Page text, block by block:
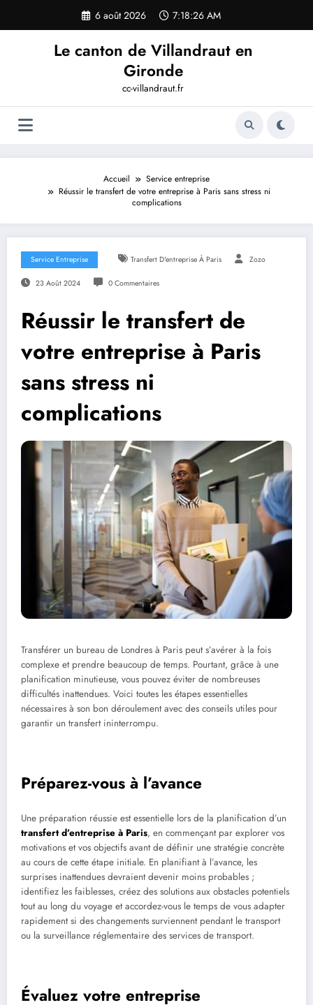
contenu
6 août 2026 7:18:26 AM
Le canton de Villandraut en
Gironde
cc-villandraut.fr
Accueil
Service entreprise
Réussir le transfert de votre entreprise à Paris sans stress ni
complications
Service Entreprise Transfert D'entreprise À Paris Zozo
23 Août 2024 0 Commentaires
Réussir le transfert de
votre entreprise à Paris
sans stress ni
complications
Transférer un bureau de Londres à Paris peut s’avérer à la fois
complexe et prendre beaucoup de temps. Pourtant, grâce à une
planification minutieuse, vous pouvez éviter de nombreuses
difficultés inattendues. Voici toutes les étapes essentielles
nécessaires à son bon déroulement avec des conseils utiles pour
garantir un transfert ininterrompu.
Préparez-vous à l’avance
Une préparation réussie est essentielle lors de la planification d’un
transfert d’entreprise à Paris, en commençant par explorer vos
motivations et vos objectifs avant de définir une stratégie concrète
au cours de cette étape initiale. En planifiant à l’avance, les
surprises inattendues devraient devenir moins probables ;
identifiez les faiblesses, créez des solutions aux obstacles potentiels
tout au long du voyage et accordez-vous le temps de vous adapter
rapidement si des changements surviennent pendant le transport
ou la surveillance réglementaire des services de transport.
Évaluez votre entreprise